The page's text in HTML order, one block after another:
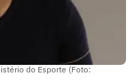
do Esporte (Foto: